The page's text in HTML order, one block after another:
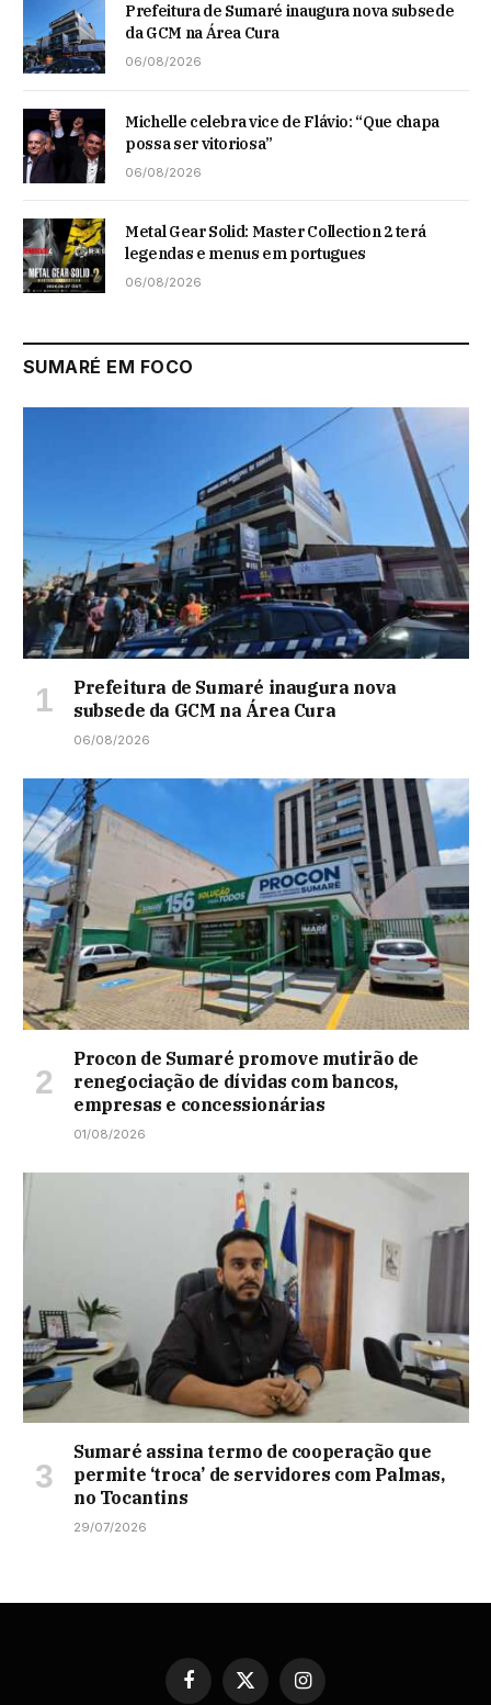
Prefeitura de Sumaré inaugura nova subsede
da GCM na Área Cura
06/08/2026
Michelle celebra vice de Flávio: “Que chapa
possa ser vitoriosa”
06/08/2026
Metal Gear Solid: Master Collection 2 terá
legendas e menus em portugues
06/08/2026
SUMARÉ EM FOCO
Prefeitura de Sumaré inaugura nova
subsede da GCM na Área Cura
06/08/2026
Procon de Sumaré promove mutirão de
renegociação de dívidas com bancos,
empresas e concessionárias
01/08/2026
Sumaré assina termo de cooperação que
permite ‘troca’ de servidores com Palmas,
no Tocantins
29/07/2026
Facebook
X
Instagram